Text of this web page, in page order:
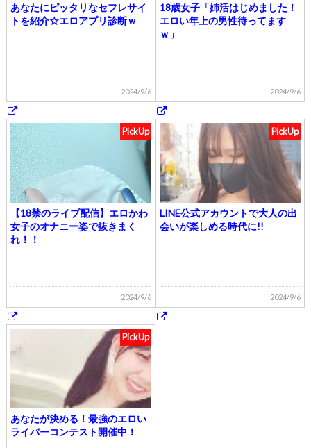
あなたにピッタリなセフレサイ
トを紹介☆エロアプリ診断ｗ
2024/9/6
18歳女子「姉活はじめました！
エロい年上の男性待ってます
ｗ」
2024/9/6
PickUp
【18禁のライブ配信】エロかわ
女子のオナニー姿で抜きまく
れ！！
2024/9/6
PickUp
LINE公式アカウントで大人の出
会いが楽しめる時代に!!
2024/9/6
PickUp
あなたが決める！最強のエロい
ライバーコンテスト開催中！